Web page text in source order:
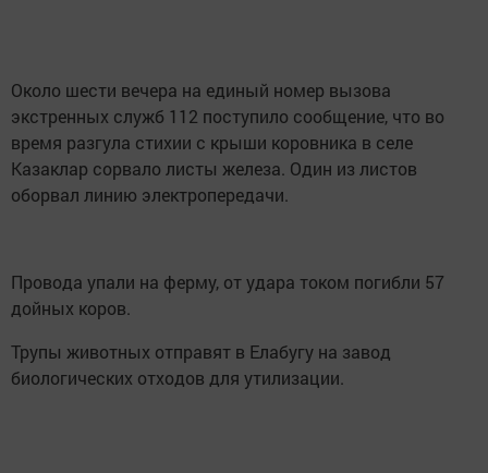
Около шести вечера на единый номер вызова
экстренных служб 112 поступило сообщение, что во
время разгула стихии с крыши коровника в селе
Казаклар сорвало листы железа. Один из листов
оборвал линию электропередачи.
Провода упали на ферму, от удара током погибли 57
дойных коров.
Трупы животных отправят в Елабугу на завод
биологических отходов для утилизации.